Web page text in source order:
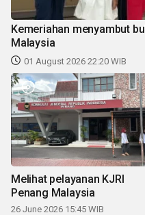
Kemeriahan menyambut
Malaysia
01 August 2026 22:20 WIB
Melihat pelayanan KJRI
Penang Malaysia
26 June 2026 15:45 WIB